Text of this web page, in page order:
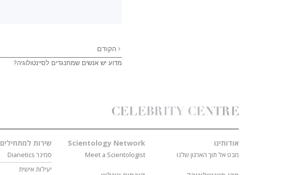
הקודם
מדוע יש אנשים שמתנגדים לסיינטולוגיה?
אודותינו
מבט אל תוך הארגון שלנו
Scientology Network
Meet a Scientologist
שירות למתחילים
סמינר Dianetics
יעילות אישית